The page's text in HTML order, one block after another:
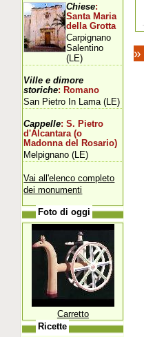
»
Chiese:
Santa Maria
della Grotta
Carpignano
Salentino
(LE)
Ville e dimore
storiche: Romano
San Pietro In Lama (LE)
Cappelle: S. Pietro
d'Alcantara (o
Madonna del Rosario)
Melpignano (LE)
Vai all'elenco completo
dei monumenti
Foto di oggi
Carretto
Ricette